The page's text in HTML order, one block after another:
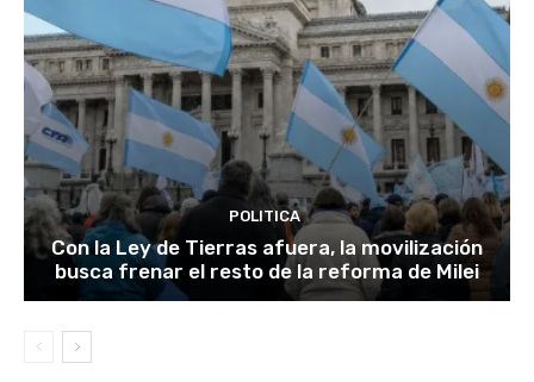
POLITICA
Con la Ley de Tierras afuera, la movilización
busca frenar el resto de la reforma de Milei